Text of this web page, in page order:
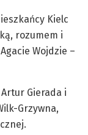
Kielc
rozumem i
Wojdzie –
Gierada i
Grzywna,